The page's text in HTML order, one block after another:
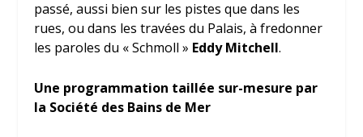
passé, aussi bien sur les pistes que dans les
rues, ou dans les travées du Palais, à fredonner
les paroles du « Schmoll » Eddy Mitchell.
Une programmation taillée sur-mesure par
la Société des Bains de Mer